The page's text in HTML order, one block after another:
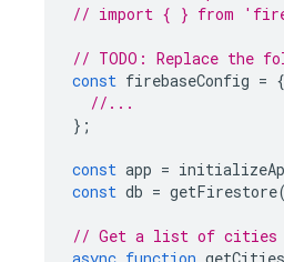
// import { } from
// TODO: Replace the
const firebaseConfig = {
//...
};
const app =
const db = getFirestore(
// Get a list of cities